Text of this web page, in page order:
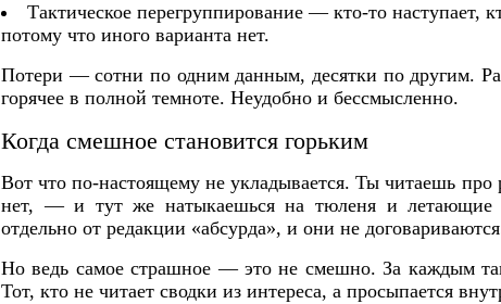
Тактическое перегруппирование — кто-то наступает,
потому что иного варианта нет.
Потери — сотни по одним данным, десятки по другим.
горячее в полной темноте. Неудобно и бессмысленно.
Когда смешное становится горьким
Вот что по-настоящему не укладывается. Ты читаешь
нет, — и тут же натыкаешься на тюленя и летающие
отдельно от редакции «абсурда», и они не
Но ведь самое страшное — это не смешно. За каждым
Тот, кто не читает сводки из интереса, а просыпается